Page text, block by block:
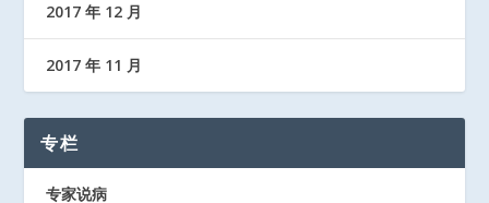
2017 年 12 月
2017 年 11 月
专栏
专家说病